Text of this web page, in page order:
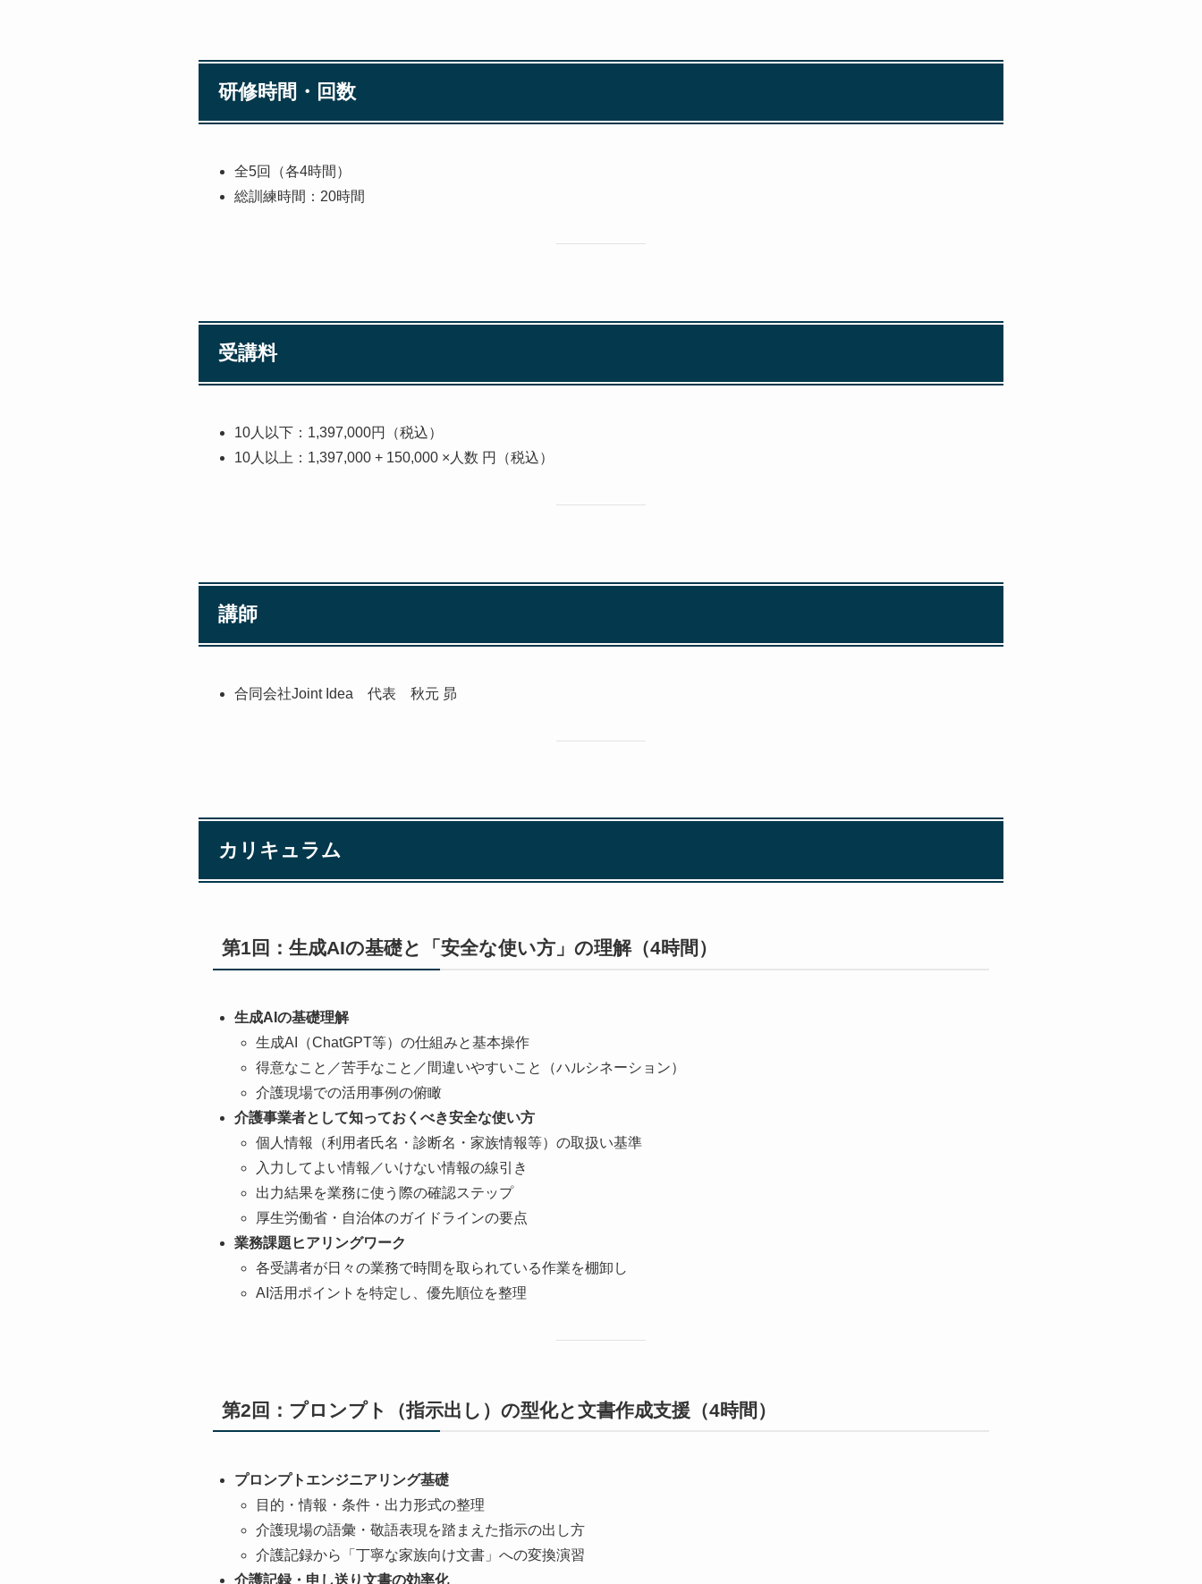
研修時間・回数
全5回（各4時間）
総訓練時間：20時間
受講料
10人以下：1,397,000円（税込）
10人以上：1,397,000 + 150,000 ×人数 円（税込）
講師
合同会社Joint Idea 代表 秋元 昴
カリキュラム
第1回：生成AIの基礎と「安全な使い方」の理解（4時間）
生成AIの基礎理解
生成AI（ChatGPT等）の仕組みと基本操作
得意なこと／苦手なこと／間違いやすいこと（ハルシネーション）
介護現場での活用事例の俯瞰
介護事業者として知っておくべき安全な使い方
個人情報（利用者氏名・診断名・家族情報等）の取扱い基準
入力してよい情報／いけない情報の線引き
出力結果を業務に使う際の確認ステップ
厚生労働省・自治体のガイドラインの要点
業務課題ヒアリングワーク
各受講者が日々の業務で時間を取られている作業を棚卸し
AI活用ポイントを特定し、優先順位を整理
第2回：プロンプト（指示出し）の型化と文書作成支援（4時間）
プロンプトエンジニアリング基礎
目的・情報・条件・出力形式の整理
介護現場の語彙・敬語表現を踏まえた指示の出し方
介護記録から「丁寧な家族向け文書」への変換演習
介護記録・申し送り文書の効率化